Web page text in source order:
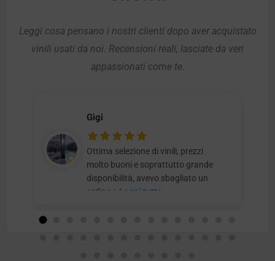
Leggi cosa pensano i nostri clienti dopo aver acquistato
vinili usati da noi. Recensioni reali, lasciate da veri
appassionati come te.
Gigi
Ottima selezione di vinili, prezzi
molto buoni e soprattutto grande
disponibilità, avevo sbagliato un
ordine e Leggi tutto